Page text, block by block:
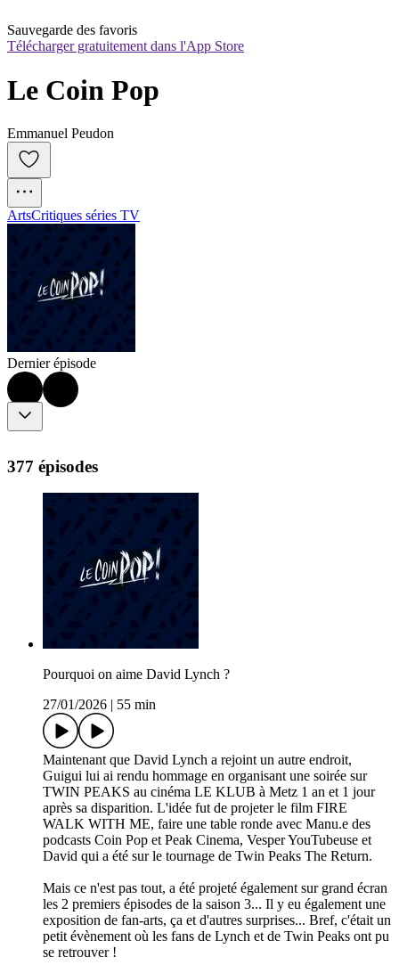
Sauvegarde des favoris
Télécharger gratuitement dans l'App Store
Le Coin Pop
Emmanuel Peudon
ArtsCritiques séries TV
Dernier épisode
377 épisodes
Pourquoi on aime David Lynch ?
27/01/2026
55 min
Maintenant que David Lynch a rejoint un autre endroit,
Guigui lui ai rendu hommage en organisant une soirée sur
TWIN PEAKS au cinéma LE KLUB à Metz 1 an et 1 jour
après sa disparition. L'idée fut de projeter le film FIRE
WALK WITH ME, faire une table ronde avec Manu.e des
podcasts Coin Pop et Peak Cinema, Vesper YouTubeuse et
David qui a été sur le tournage de Twin Peaks The Return.
Mais ce n'est pas tout, a été projeté également sur grand écran
les 2 premiers épisodes de la saison 3... Il y eu également une
exposition de fan-arts, ça et d'autres surprises... Bref, c'était un
petit évènement où les fans de Lynch et de Twin Peaks ont pu
se retrouver !